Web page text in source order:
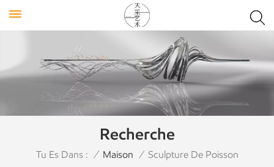
Recherche
Tu Es Dans : / Maison / Sculpture De Poisson